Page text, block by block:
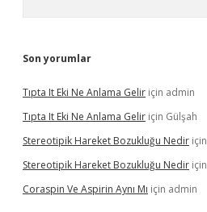
Son yorumlar
Tıpta It Eki Ne Anlama Gelir için admin
Tıpta It Eki Ne Anlama Gelir için Gülşah
Stereotipik Hareket Bozukluğu Nedir için
Stereotipik Hareket Bozukluğu Nedir için
Coraspin Ve Aspirin Aynı Mı için admin